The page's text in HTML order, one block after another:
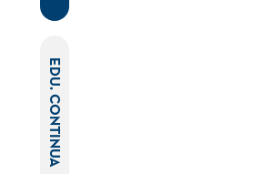
EDU. CONTINUA